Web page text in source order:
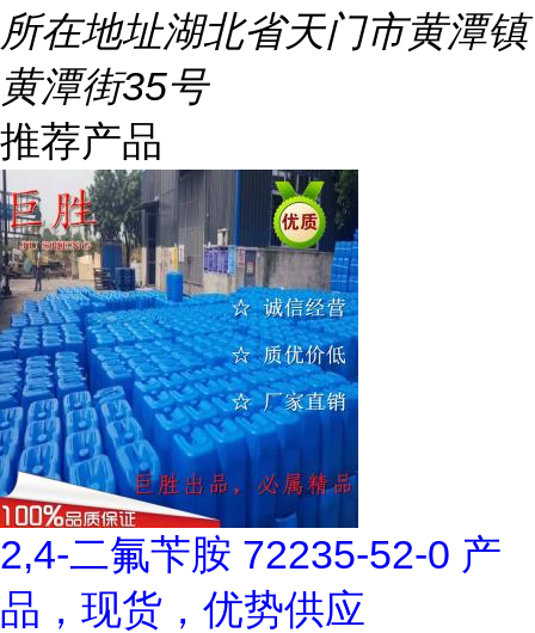
所在地址湖北省天门市黄潭镇
黄潭街35号
推荐产品
2,4-二氟苄胺 72235-52-0 产
品，现货，优势供应